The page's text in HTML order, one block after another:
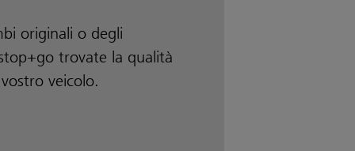
originali o degli
trovate la qualità
veicolo.